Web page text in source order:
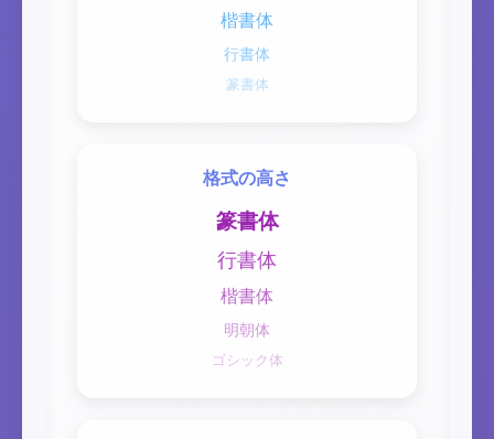
楷書体
行書体
篆書体
格式の高さ
篆書体
行書体
楷書体
明朝体
ゴシック体